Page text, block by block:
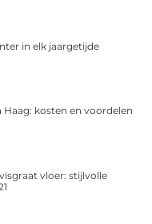
in elk jaargetijde
Haag: kosten en voordelen
vloer: stijlvolle